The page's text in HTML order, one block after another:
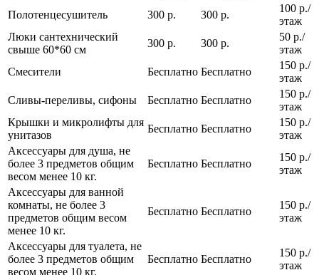
Полотенцесушитель
300 р. 300 р.
100 р./
этаж
Люки сантехнический
свыше 60*60 см
300 р. 300 р.
50 р./
этаж
Смесители
Бесплатно Бесплатно
150 р./
этаж
Сливы-переливы, сифоны
Бесплатно Бесплатно
150 р./
этаж
Крышки и микролифты для
унитазов
Бесплатно Бесплатно
150 р./
этаж
Аксессуары для душа, не
более 3 предметов общим
весом менее 10 кг.
Бесплатно Бесплатно
150 р./
этаж
Аксессуары для ванной
комнаты, не более 3
предметов общим весом
менее 10 кг.
Бесплатно Бесплатно
150 р./
этаж
Аксессуары для туалета, не
более 3 предметов общим
весом менее 10 кг.
Бесплатно Бесплатно
150 р./
этаж